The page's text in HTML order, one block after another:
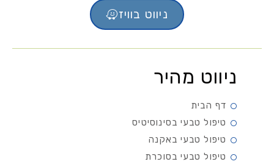
ניווט בוויז
ניווט מהיר
דף הבית
טיפול טבעי בסינוסיטיס
טיפול טבעי באקנה
טיפול טבעי בסוכרת